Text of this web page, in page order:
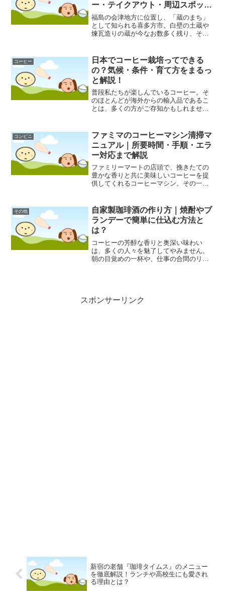
ー・テイクアウト・周辺スポット
も紹介
福島の会津地方に位置し、「蔵のまち」
として知られる喜多方市。白壁の土蔵や
煉瓦造りの蔵が今なお数多く残り、その
有名ですが、実は歴史的な建造物を活か
した素敵なカフェも点在し...
コーヒー
日本でコーヒー栽培ってできる
の？気候・条件・育て方をまるっ
と解説！
普段私たちが楽しんでいるコーヒー。そ
のほとんどが海外からの輸入品であるこ
とは、多くの方がご存知かもしれませ
考えたことはありませんか。実は、日本
国内でもコーヒー栽培への挑...
コンビニ
ファミマのコーヒーマシン清掃マ
ニュアル｜所要時間・手順・エラ
ー対応まで解説
ファミリーマートの店頭で、挽きたての
豊かな香りと共に美味しいコーヒーを提
供してくれるコーヒーマシン。その一杯
は、意外と知られていないかもしれませ
ん。多くの人が利用するから...
その他
自家製珈琲酒の作り方｜焼酎やブ
ランデーで簡単に仕込む方法と
は？
コーヒーの芳醇な香りと奥深い味わい
は、多くの人々を魅了してやみません。
朝の目覚めの一杯や、仕事の合間のリフ
スポンサーリンク
新宿の老舗『珈琲タイムス』のメニュー
を徹底解説！ランチや高校生にも愛され
る理由とは？